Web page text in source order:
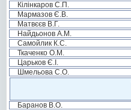
Кілінкаров С.П.
Мармазов Є.В.
Матвєєв В.Г.
Найдьонов А.М.
Самойлик К.С.
Ткаченко О.М.
Царьков Є.І.
Шмельова С.О.
Баранов В.О.